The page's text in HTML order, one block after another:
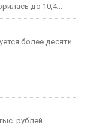
до 10,4...
более десяти
рублей